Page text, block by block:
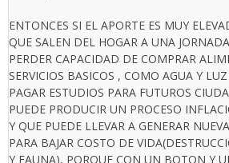
ENTONCES SI EL APORTE ES MUY
QUE SALEN DEL HOGAR A UNA
PERDER CAPACIDAD DE COMPRAR
SERVICIOS BASICOS , COMO AGUA Y
PAGAR ESTUDIOS PARA FUTUROS
PUEDE PRODUCIR UN PROCESO
Y QUE PUEDE LLEVAR A GENERAR
PARA BAJAR COSTO DE
Y FAUNA), PORQUE CON UN BOTON Y